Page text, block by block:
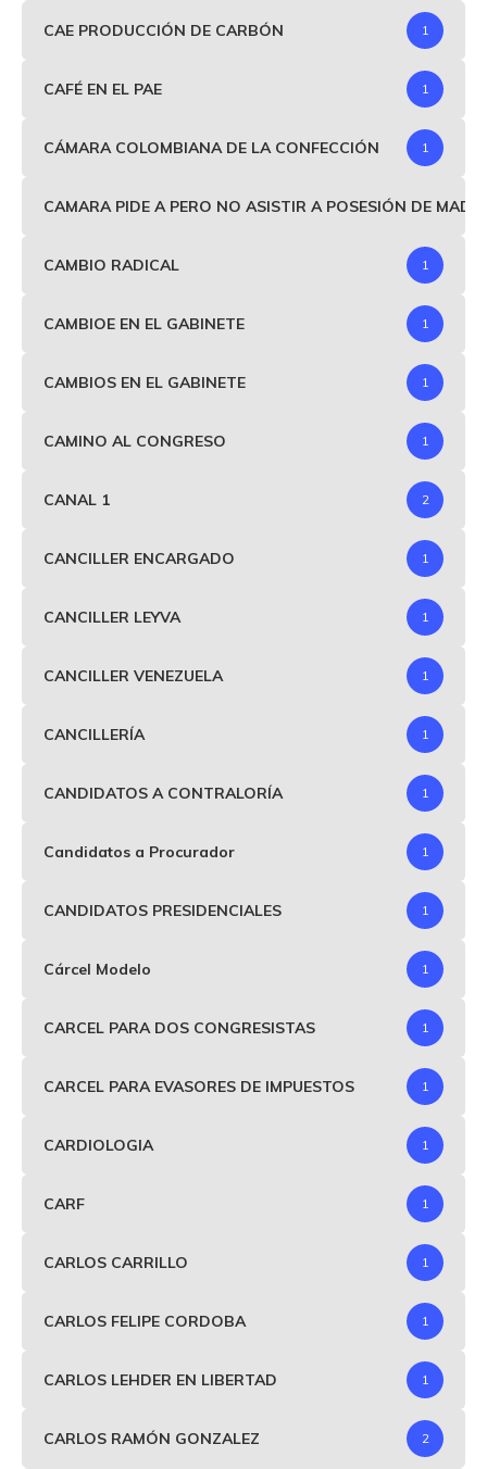
CAE PRODUCCIÓN DE CARBÓN 1
CAFÉ EN EL PAE 1
CÁMARA COLOMBIANA DE LA CONFECCIÓN 1
CAMARA PIDE A PERO NO ASISTIR A POSESIÓN DE
CAMBIO RADICAL 1
CAMBIOE EN EL GABINETE 1
CAMBIOS EN EL GABINETE 1
CAMINO AL CONGRESO 1
CANAL 1 2
CANCILLER ENCARGADO 1
CANCILLER LEYVA 1
CANCILLER VENEZUELA 1
CANCILLERÍA 1
CANDIDATOS A CONTRALORÍA 1
Candidatos a Procurador 1
CANDIDATOS PRESIDENCIALES 1
Cárcel Modelo 1
CARCEL PARA DOS CONGRESISTAS 1
CARCEL PARA EVASORES DE IMPUESTOS 1
CARDIOLOGIA 1
CARF 1
CARLOS CARRILLO 1
CARLOS FELIPE CORDOBA 1
CARLOS LEHDER EN LIBERTAD 1
CARLOS RAMÓN GONZALEZ 2